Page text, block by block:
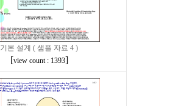
기본 설계 ( 샘플 자료 4 )
[view count : 1393]